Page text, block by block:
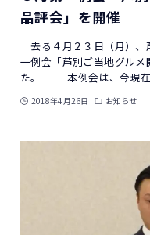
品評会」を開催
去る４月２３日（月）、
一例会「芦別ご当地グル
た。 本例会は、今現
2018年4月26日 お知らせ